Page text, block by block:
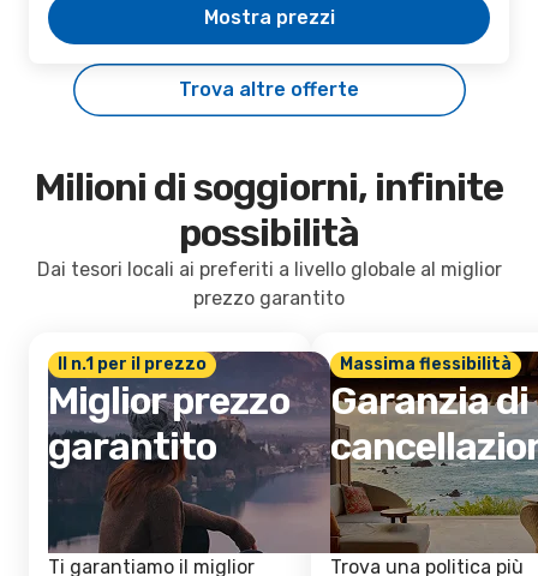
Mostra prezzi
Trova altre offerte
Milioni di soggiorni, infinite
possibilità
Dai tesori locali ai preferiti a livello globale al miglior
prezzo garantito
Il n.1 per il prezzo
Miglior prezzo
garantito
Ti garantiamo il miglior
Massima flessibilità
Garanzia di
Trova una politica più